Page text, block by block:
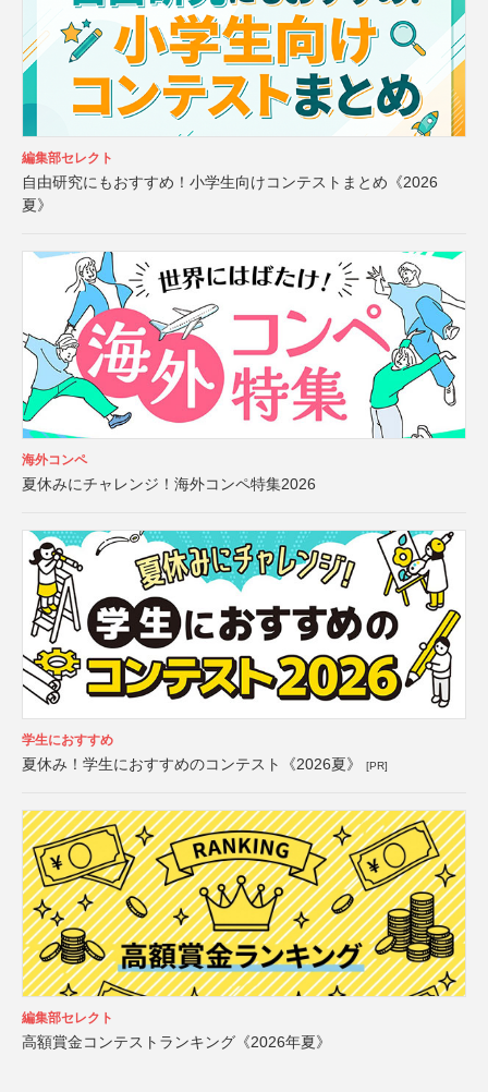
編集部セレクト
自由研究にもおすすめ！小学生向けコンテストまとめ《2026
夏》
海外コンペ
夏休みにチャレンジ！海外コンペ特集2026
学生におすすめ
夏休み！学生におすすめのコンテスト《2026夏》 [PR]
編集部セレクト
高額賞金コンテストランキング《2026年夏》